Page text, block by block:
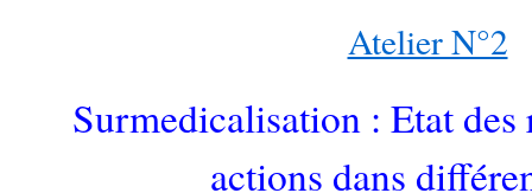
Atelier N°2
Surmedicalisation : Etat des
actions dans